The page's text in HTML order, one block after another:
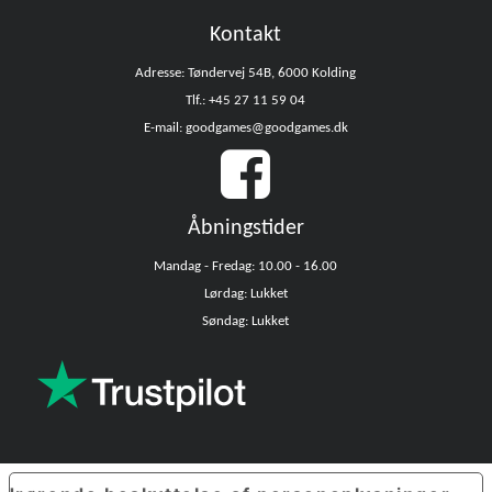
Kontakt
Adresse: Tøndervej 54B, 6000 Kolding
Tlf.: +45 27 11 59 04
E-mail: goodgames@goodgames.dk
Åbningstider
Mandag - Fredag: 10.00 - 16.00
Lørdag: Lukket
Søndag: Lukket